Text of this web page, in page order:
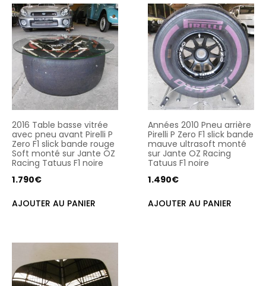
2016 Table basse vitrée
avec pneu avant Pirelli P
Zero F1 slick bande rouge
Soft monté sur Jante OZ
Racing Tatuus F1 noire
1.790€
AJOUTER AU PANIER
Années 2010 Pneu arrière
Pirelli P Zero F1 slick bande
mauve ultrasoft monté
sur Jante OZ Racing
Tatuus F1 noire
1.490€
AJOUTER AU PANIER